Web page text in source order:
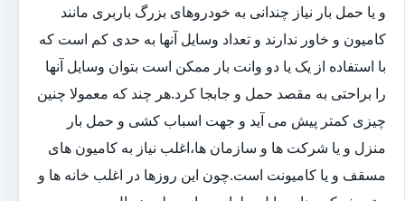
و یا حمل بار نیاز چندانی به خودروهای بزرگ باربری مانند
کامیون و خاور ندارند و تعداد وسایل آنها به حدی کم است که
با استفاده از یک یا دو وانت بار ممکن است بتوان وسایل آنها
را براحتی به مقصد حمل و جابجا کرد.هر چند که معمولا چنین
چیزی کمتر پیش می آید و جهت اسباب کشی و حمل بار
منزل و یا شرکت ها و سازمان ها،اغلب نیاز به کامیون های
مسقف و یا کامیونت است.چون این روزها در اغلب خانه ها و